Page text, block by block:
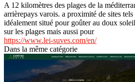
A 12 kilomètres des plages de la
arrièrepays varois. a proximité de sites
idéalement situé pour goûter au doux
sur les plages mais aussi pour
https://www.lei-suves.com/en/
Dans la même catégorie